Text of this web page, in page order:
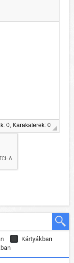
0, Karakaterek: 0
Kártyákban